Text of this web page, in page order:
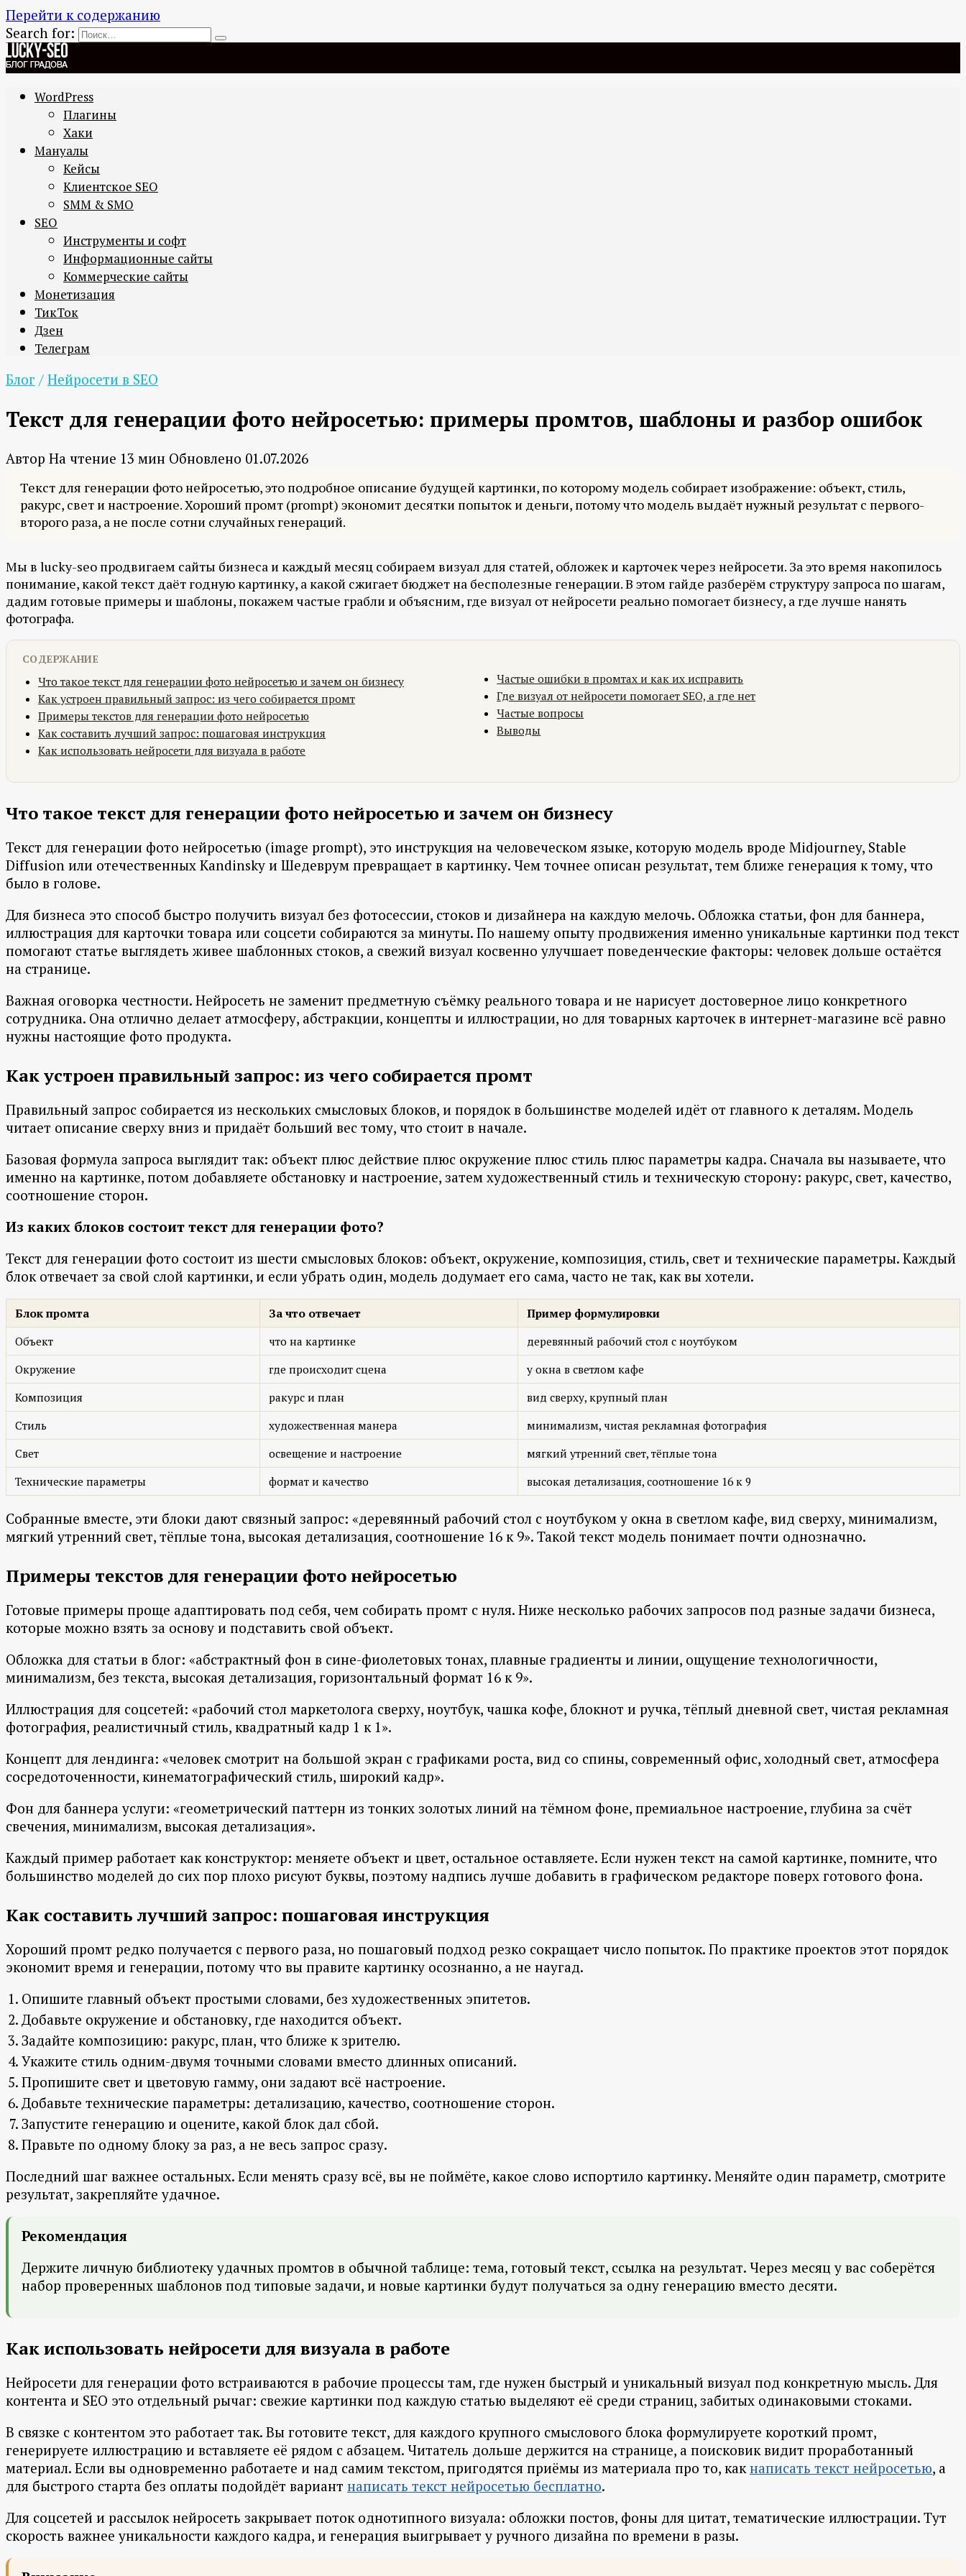
Перейти к содержанию
Search for:
WordPress
Плагины
Хаки
Мануалы
Кейсы
Клиентское SEO
SMM & SMO
SEO
Инструменты и софт
Информационные сайты
Коммерческие сайты
Монетизация
ТикТок
Дзен
Телеграм
Блог / Нейросети в SEO
Текст для генерации фото нейросетью: примеры промтов, шаблоны и разбор ошибок
Автор На чтение 13 мин Обновлено 01.07.2026
Текст для генерации фото нейросетью, это подробное описание будущей картинки, по которому модель собирает изображение: объект, стиль,
ракурс, свет и настроение. Хороший промт (prompt) экономит десятки попыток и деньги, потому что модель выдаёт нужный результат с первого-
второго раза, а не после сотни случайных генераций.
Мы в lucky-seo продвигаем сайты бизнеса и каждый месяц собираем визуал для статей, обложек и карточек через нейросети. За это время накопилось
понимание, какой текст даёт годную картинку, а какой сжигает бюджет на бесполезные генерации. В этом гайде разберём структуру запроса по шагам,
дадим готовые примеры и шаблоны, покажем частые грабли и объясним, где визуал от нейросети реально помогает бизнесу, а где лучше нанять
фотографа.
СОДЕРЖАНИЕ
Что такое текст для генерации фото нейросетью и зачем он бизнесу
Как устроен правильный запрос: из чего собирается промт
Примеры текстов для генерации фото нейросетью
Как составить лучший запрос: пошаговая инструкция
Как использовать нейросети для визуала в работе
Частые ошибки в промтах и как их исправить
Где визуал от нейросети помогает SEO, а где нет
Частые вопросы
Выводы
Что такое текст для генерации фото нейросетью и зачем он бизнесу
Текст для генерации фото нейросетью (image prompt), это инструкция на человеческом языке, которую модель вроде Midjourney, Stable
Diffusion или отечественных Kandinsky и Шедеврум превращает в картинку. Чем точнее описан результат, тем ближе генерация к тому, что
было в голове.
Для бизнеса это способ быстро получить визуал без фотосессии, стоков и дизайнера на каждую мелочь. Обложка статьи, фон для баннера,
иллюстрация для карточки товара или соцсети собираются за минуты. По нашему опыту продвижения именно уникальные картинки под текст
помогают статье выглядеть живее шаблонных стоков, а свежий визуал косвенно улучшает поведенческие факторы: человек дольше остаётся
на странице.
Важная оговорка честности. Нейросеть не заменит предметную съёмку реального товара и не нарисует достоверное лицо конкретного
сотрудника. Она отлично делает атмосферу, абстракции, концепты и иллюстрации, но для товарных карточек в интернет-магазине всё равно
нужны настоящие фото продукта.
Как устроен правильный запрос: из чего собирается промт
Правильный запрос собирается из нескольких смысловых блоков, и порядок в большинстве моделей идёт от главного к деталям. Модель
читает описание сверху вниз и придаёт больший вес тому, что стоит в начале.
Базовая формула запроса выглядит так: объект плюс действие плюс окружение плюс стиль плюс параметры кадра. Сначала вы называете, что
именно на картинке, потом добавляете обстановку и настроение, затем художественный стиль и техническую сторону: ракурс, свет, качество,
соотношение сторон.
Из каких блоков состоит текст для генерации фото?
Текст для генерации фото состоит из шести смысловых блоков: объект, окружение, композиция, стиль, свет и технические параметры. Каждый
блок отвечает за свой слой картинки, и если убрать один, модель додумает его сама, часто не так, как вы хотели.
Блок промта За что отвечает
Пример формулировки
Объект
что на картинке
деревянный рабочий стол с ноутбуком
Окружение
где происходит сцена
у окна в светлом кафе
Композиция
ракурс и план
вид сверху, крупный план
Стиль
художественная манера
минимализм, чистая рекламная фотография
Свет
освещение и настроение
мягкий утренний свет, тёплые тона
Технические параметры
формат и качество высокая детализация, соотношение 16 к 9
Собранные вместе, эти блоки дают связный запрос: «деревянный рабочий стол с ноутбуком у окна в светлом кафе, вид сверху, минимализм,
мягкий утренний свет, тёплые тона, высокая детализация, соотношение 16 к 9». Такой текст модель понимает почти однозначно.
Примеры текстов для генерации фото нейросетью
Готовые примеры проще адаптировать под себя, чем собирать промт с нуля. Ниже несколько рабочих запросов под разные задачи бизнеса,
которые можно взять за основу и подставить свой объект.
Обложка для статьи в блог: «абстрактный фон в сине-фиолетовых тонах, плавные градиенты и линии, ощущение технологичности,
минимализм, без текста, высокая детализация, горизонтальный формат 16 к 9».
Иллюстрация для соцсетей: «рабочий стол маркетолога сверху, ноутбук, чашка кофе, блокнот и ручка, тёплый дневной свет, чистая рекламная
фотография, реалистичный стиль, квадратный кадр 1 к 1».
Концепт для лендинга: «человек смотрит на большой экран с графиками роста, вид со спины, современный офис, холодный свет, атмосфера
сосредоточенности, кинематографический стиль, широкий кадр».
Фон для баннера услуги: «геометрический паттерн из тонких золотых линий на тёмном фоне, премиальное настроение, глубина за счёт
свечения, минимализм, высокая детализация».
Каждый пример работает как конструктор: меняете объект и цвет, остальное оставляете. Если нужен текст на самой картинке, помните, что
большинство моделей до сих пор плохо рисуют буквы, поэтому надпись лучше добавить в графическом редакторе поверх готового фона.
Как составить лучший запрос: пошаговая инструкция
Хороший промт редко получается с первого раза, но пошаговый подход резко сокращает число попыток. По практике проектов этот порядок
экономит время и генерации, потому что вы правите картинку осознанно, а не наугад.
Опишите главный объект простыми словами, без художественных эпитетов.
Добавьте окружение и обстановку, где находится объект.
Задайте композицию: ракурс, план, что ближе к зрителю.
Укажите стиль одним-двумя точными словами вместо длинных описаний.
Пропишите свет и цветовую гамму, они задают всё настроение.
Добавьте технические параметры: детализацию, качество, соотношение сторон.
Запустите генерацию и оцените, какой блок дал сбой.
Правьте по одному блоку за раз, а не весь запрос сразу.
Последний шаг важнее остальных. Если менять сразу всё, вы не поймёте, какое слово испортило картинку. Меняйте один параметр, смотрите
результат, закрепляйте удачное.
Рекомендация
Держите личную библиотеку удачных промтов в обычной таблице: тема, готовый текст, ссылка на результат. Через месяц у вас соберётся
набор проверенных шаблонов под типовые задачи, и новые картинки будут получаться за одну генерацию вместо десяти.
Как использовать нейросети для визуала в работе
Нейросети для генерации фото встраиваются в рабочие процессы там, где нужен быстрый и уникальный визуал под конкретную мысль. Для
контента и SEO это отдельный рычаг: свежие картинки под каждую статью выделяют её среди страниц, забитых одинаковыми стоками.
В связке с контентом это работает так. Вы готовите текст, для каждого крупного смыслового блока формулируете короткий промт,
генерируете иллюстрацию и вставляете её рядом с абзацем. Читатель дольше держится на странице, а поисковик видит проработанный
материал. Если вы одновременно работаете и над самим текстом, пригодятся приёмы из материала про то, какнаписать текст нейросетью, а
для быстрого старта без оплаты подойдёт вариант написать текст нейросетью бесплатно.
Для соцсетей и рассылок нейросеть закрывает поток однотипного визуала: обложки постов, фоны для цитат, тематические иллюстрации. Тут
скорость важнее уникальности каждого кадра, и генерация выигрывает у ручного дизайна по времени в разы.